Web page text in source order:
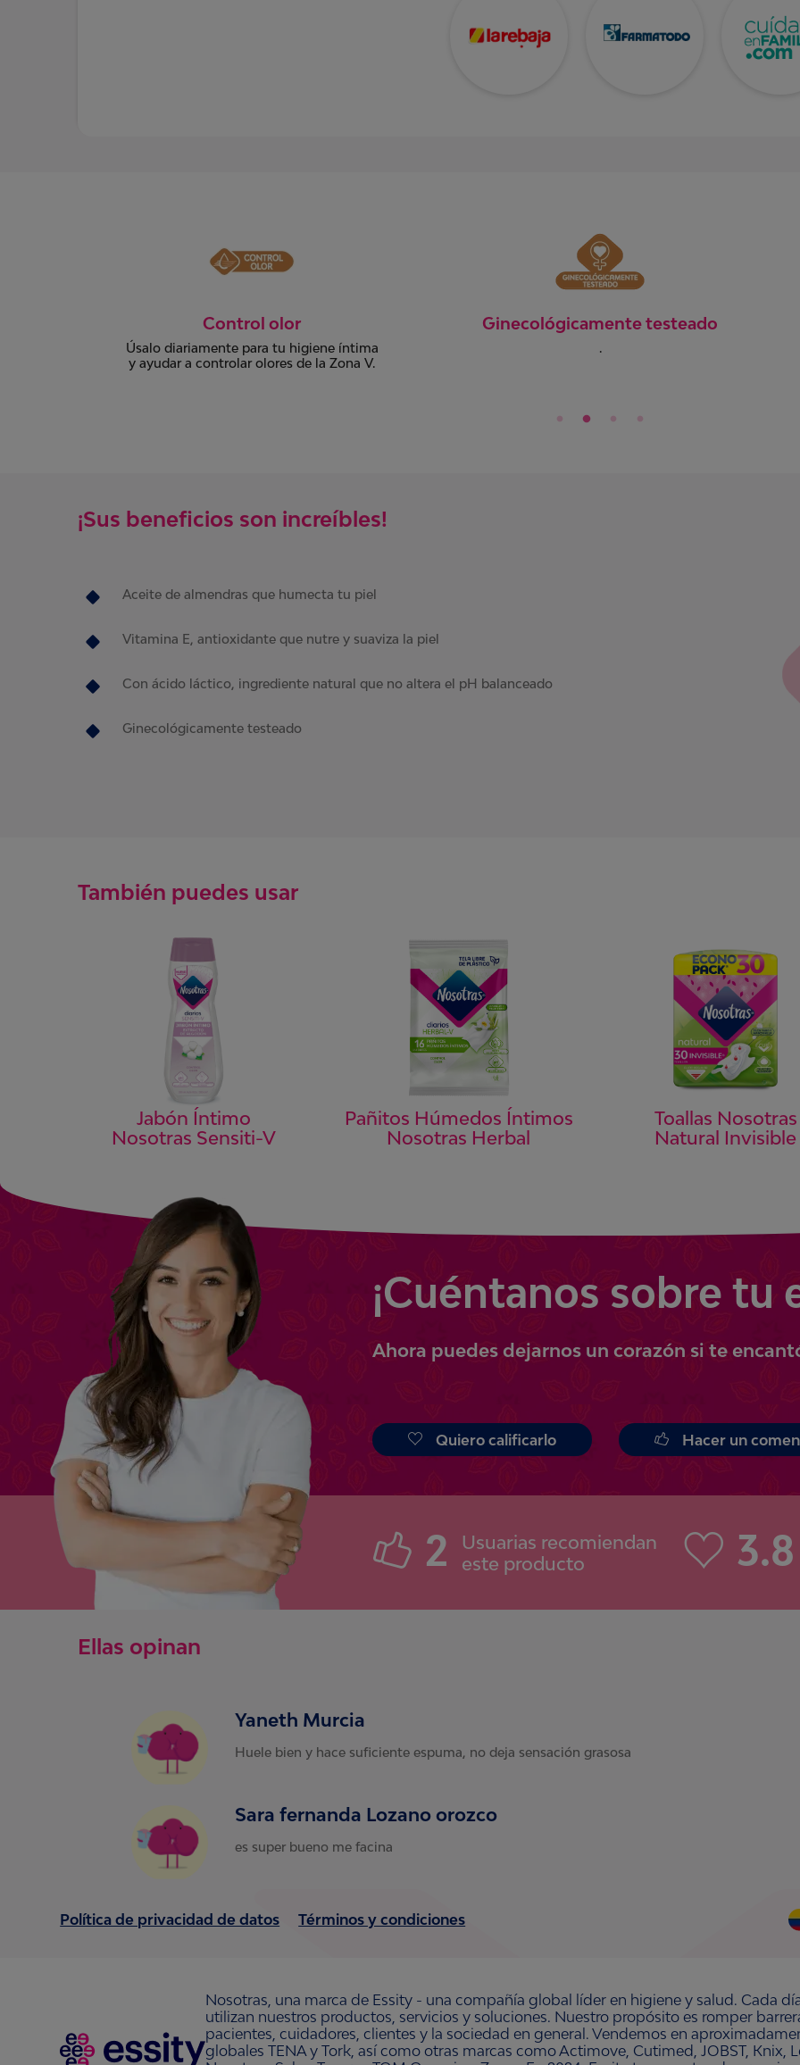
Ginecológicamente testeado
.
Dermatológicamente
comprobado
¡Sus beneficios son increíbles!
Aceite de almendras que humecta tu piel
Vitamina E, antioxidante que nutre y suaviza la piel
Con ácido láctico, ingrediente natural que no altera el pH balanceado
Ginecológicamente testeado
También puedes usar
Jabón Íntimo
Nosotras Sensiti-V
Pañitos Húmedos Íntimos
Nosotras Herbal
Toallas Nosotras
Natural Invisible
¡Cuéntanos sobre tu
Ahora puedes dejarnos un corazón si te
Quiero calificarlo Hacer un
2
Usuarias recomiendan
este producto
3.8
Ellas opinan
Yaneth Murcia
Huele bien y hace suficiente espuma, no deja sensación grasosa
Sara fernanda Lozano orozco
es super bueno me facina
Política de privacidad de datos Términos y condiciones
Nosotras, una marca de Essity - una compañía global líder en higiene y salud. Cada
utilizan nuestros productos, servicios y soluciones. Nuestro propósito es romper
pacientes, cuidadores, clientes y la sociedad en general. Vendemos en
globales TENA y Tork, así como otras marcas como Actimove, Cutimed, JOBST, Knix,